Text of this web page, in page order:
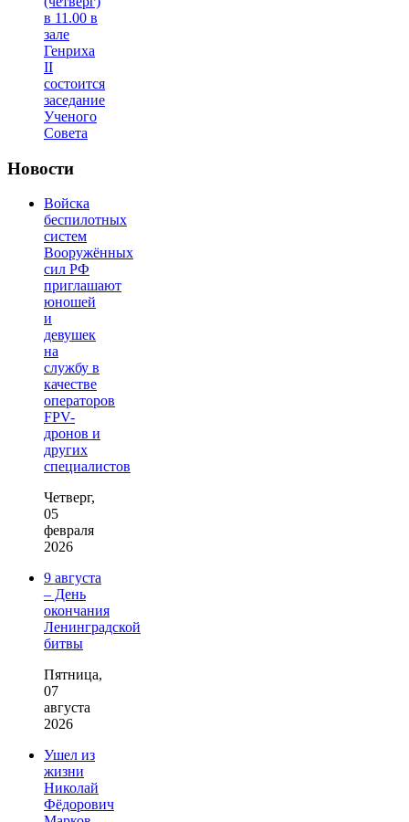
в 11.00 в
зале
Генриха
II
состоится
заседание
Ученого
Совета
Новости
Войска
беспилотных
систем
Вооружённых
сил РФ
приглашают
юношей
и
девушек
на
службу в
качестве
операторов
FPV-
дронов и
других
специалистов
Четверг,
05
февраля
2026
9 августа
– День
окончания
Ленинградской
битвы
Пятница,
07
августа
2026
Ушел из
жизни
Николай
Фёдорович